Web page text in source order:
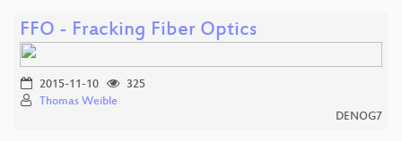
FFO - Fracking Fiber Optics
2015-11-10
325
Thomas Weible
DENOG7